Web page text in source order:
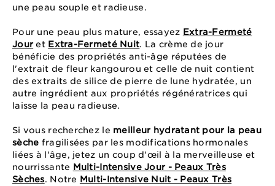
une peau souple et radieuse.
Pour une peau plus mature, essayez Extra-Fermeté
Jouret Extra-Fermeté Nuit. La crème de jour
bénéficie des propriétés anti-âge réputées de
l'extrait de fleur kangourou et celle de nuit contient
des extraits de silice de pierre de lune hydratée, un
autre ingrédient aux propriétés régénératrices qui
laisse la peau radieuse.
Si vous recherchez le meilleur hydratant pour la peau
sèche fragilisées par les modifications hormonales
liées à l'âge, jetez un coup d'œil à la merveilleuse et
nourrissante Multi-Intensive Jour - Peaux Très
Sèches. Notre Multi-Intensive Nuit - Peaux Très